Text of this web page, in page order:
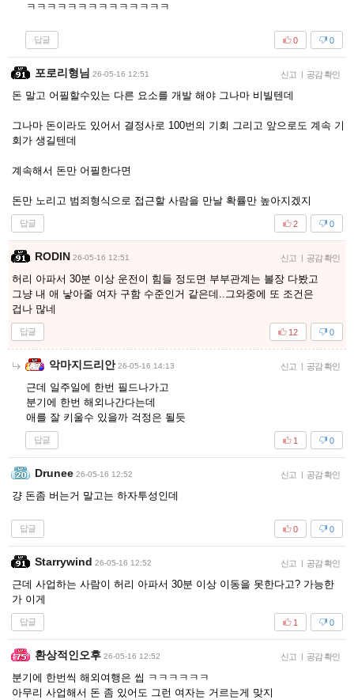
ㅋㅋㅋㅋㅋㅋㅋㅋㅋㅋㅋㅋㅋㅋ
답글 0
0
포로리형님 26-05-16 12:51 신고 | 공감 확인
돈 말고 어필할수있는 다른 요소를 개발 해야 그나마 비빌텐데
그나마 돈이라도 있어서 결정사로 100번의 기회 그리고 앞으로도 계속 기
회가 생길텐데
계속해서 돈만 어필한다면
돈만 노리고 범죄형식으로 접근할 사람을 만날 확률만 높아지겠지
답글 0
2
RODIN 26-05-16 12:51 신고 | 공감 확인
허리 아파서 30분 이상 운전이 힘들 정도면 부부관계는 볼장 다봤고
그냥 내 애 낳아줄 여자 구함 수준인거 같은데..그와중에 또 조건은
겁나 많네
답글 0
12
악마지드리안 26-05-16 14:13 신고 | 공감 확인
근데 일주일에 한번 필드나가고
분기에 한번 해외나간다는데
애를 잘 키울수 있을까 걱정은 될듯
답글 0
1
Drunee 26-05-16 12:52 신고 | 공감 확인
걍 돈좀 버는거 말고는 하자투성인데
답글 0
0
Starrywind 26-05-16 12:52 신고 | 공감 확인
근데 사업하는 사람이 허리 아파서 30분 이상 이동을 못한다고? 가능한
가 이게
답글 0
1
환상적인오후 26-05-16 12:52 신고 | 공감 확인
분기에 한번씩 해외여행은 씹 ㅋㅋㅋㅋㅋㅋ
아무리 사업해서 돈 좀 있어도 그런 여자는 거르는게 맞지